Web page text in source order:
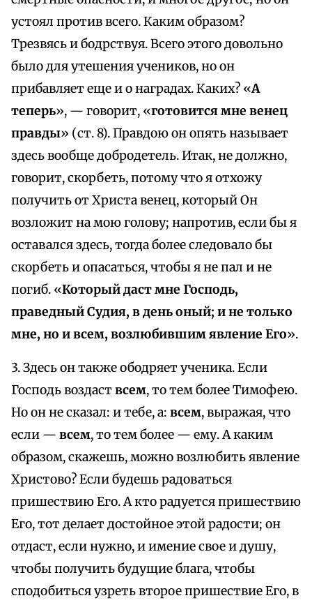
устоял против всего. Каким образом?
Трезвясь и бодрствуя. Всего этого довольно
было для утешения учеников, но он
прибавляет еще и о наградах. Каких? «А
теперь», — говорит, «готовится мне венец
правды» (ст. 8). Правдою он опять называет
здесь вообще добродетель. Итак, не должно,
говорит, скорбеть, потому что я отхожу
получить от Христа венец, который Он
возложит на мою голову; напротив, если бы я
оставался здесь, тогда более следовало бы
скорбеть и опасаться, чтобы я не пал и не
погиб. «Который даст мне Господь,
праведный Судия, в день оный; и не только
мне, но и всем, возлюбившим явление Его».
3. Здесь он также ободряет ученика. Если
Господь воздаствсем, то тем более Тимофею.
Но он не сказал: и тебе, а: всем, выражая, что
если — всем, то тем более — ему. А каким
образом, скажешь, можно возлюбить явление
Христово? Если будешь радоваться
пришествию Его. А кто радуется пришествию
Его, тот делает достойное этой радости; он
отдаст, если нужно, и имение свое и душу,
чтобы получить будущие блага, чтобы
сподобиться узреть второе пришествие Его, в